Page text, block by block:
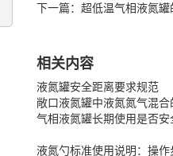
下一篇：超低温气相液氮
相关内容
液氮罐安全距离要求规范
敞口液氮罐中液氮氮气混
气相液氮罐长期使用是否安
液氮勺标准使用说明：操作